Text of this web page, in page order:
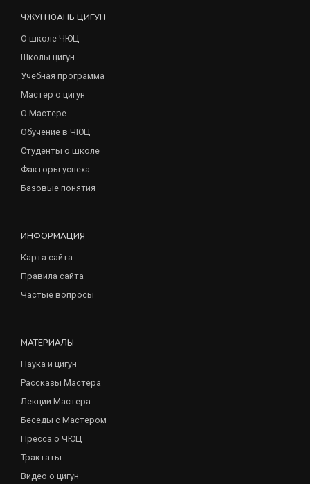
ЧЖУН ЮАНЬ ЦИГУН
О школе ЧЮЦ
Школы цигун
Учебная программа
Мастер о цигун
О Мастере
Обучение в ЧЮЦ
Студенты о школе
Факторы успеха
Базовые понятия
ИНФОРМАЦИЯ
Карта сайта
Правила сайта
Частые вопросы
МАТЕРИАЛЫ
Наука и цигун
Рассказы Мастера
Лекции Мастера
Беседы с Мастером
Пресса о ЧЮЦ
Трактаты
Видео о цигун